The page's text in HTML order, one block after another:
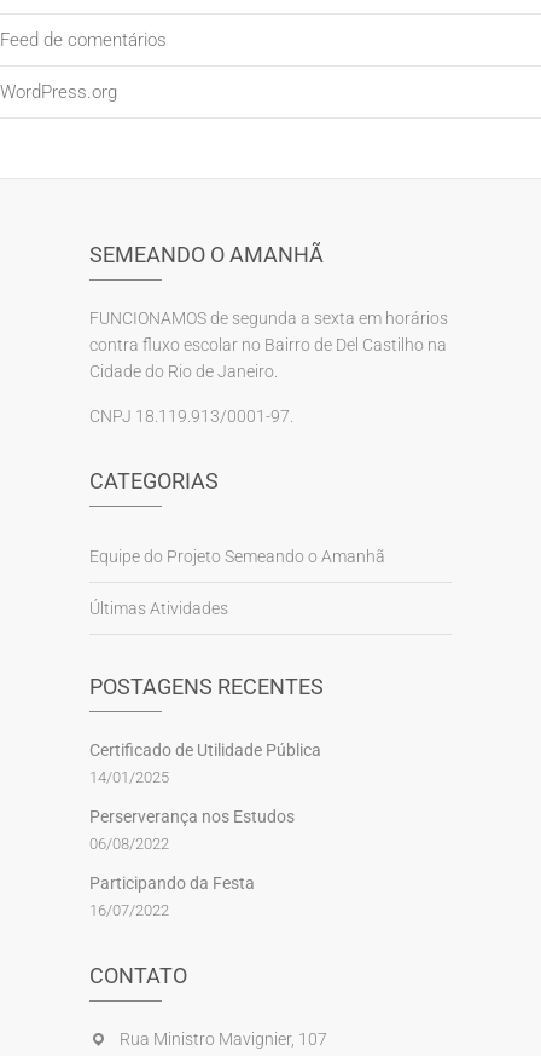
Feed de comentários
WordPress.org
SEMEANDO O AMANHÃ
FUNCIONAMOS de segunda a sexta em horários
contra fluxo escolar no Bairro de Del Castilho na
Cidade do Rio de Janeiro.
CNPJ 18.119.913/0001-97.
CATEGORIAS
Equipe do Projeto Semeando o Amanhã
Últimas Atividades
POSTAGENS RECENTES
Certificado de Utilidade Pública
14/01/2025
Perserverança nos Estudos
06/08/2022
Participando da Festa
16/07/2022
CONTATO
Rua Ministro Mavignier, 107